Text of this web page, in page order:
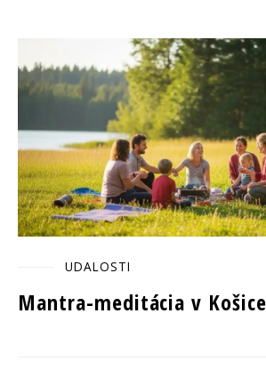
UDALOSTI
Mantra-meditácia v